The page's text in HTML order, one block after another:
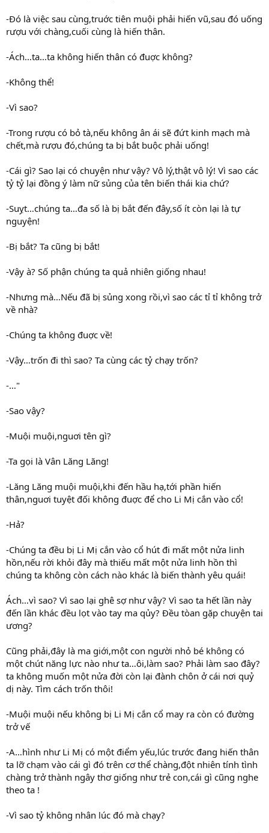
-Đó là việc sau cùng,truớc tiên muội phải hiến vũ,sau đó uống
rượu với chàng,cuối cùng là hiến thân.
-Ách…ta…ta không hiến thân có đuợc không?
-Không thể!
-Vì sao?
-Trong rượu có bỏ tà,nếu không ân ái sẽ đứt kinh mạch mà
chết,mà rượu đó,chúng ta bị bắt buộc phải uống!
-Cái gì? Sao lại có chuyện như vậy? Vô lý,thật vô lý! Vì sao các
tỷ tỷ lại đồng ý làm nữ sủng của tên biến thái kia chứ?
-Suỵt…chúng ta…đa số là bị bắt đến đây,số ít còn lại là tự
nguyện!
-Bị bắt? Ta cũng bị bắt!
-Vậy à? Số phận chúng ta quả nhiên giống nhau!
-Nhưng mà…Nếu đã bị sủng xong rồi,vì sao các tỉ tỉ không trở
về nhà?
-Chúng ta không đuợc về!
-Vậy…trốn đi thì sao? Ta cùng các tỷ chạy trốn?
-…"
-Sao vậy?
-Muội muội,nguơi tên gì?
-Ta gọi là Vân Lăng Lăng!
-Lăng Lăng muội muội,khi đến hầu hạ,tới phần hiến
thân,nguơi tuyệt đối không đuợc để cho Li Mị cắn vào cổ!
-Hả?
-Chúng ta đều bị Li Mị cắn vào cổ hút đi mất một nửa linh
hồn,nếu rời khỏi đây mà thiếu mất một nửa linh hồn thì
chúng ta không còn cách nào khác là biến thành yêu quái!
Ách…vì sao? Vì sao lại ghê sợ như vậy? Vì sao ta hết lần này
đến lần khác đều lọt vào tay ma qủy? Đều tòan gặp chuyện tai
ương?
Cũng phải,đây là ma giới,một con người nhỏ bé không có
một chút năng lực nào như ta…ôi,làm sao? Phải làm sao đây?
ta không muốn một nửa đời còn lại đành chôn ở cái nơi quỷ
dị này. Tìm cách trốn thôi!
-Muội muội nếu không bị Li Mị cắn cổ may ra còn có đường
trở vế
-A…hình như Li Mị có một điểm yếu,lúc trước đang hiến thân
ta lỡ chạm vào cái gì đó trên cơ thể chàng,đột nhiên tính tình
chàng trở thành ngây thơ giống như trẻ con,cái gì cũng nghe
theo ta !
-Vì sao tỷ không nhân lúc đó mà chạy?